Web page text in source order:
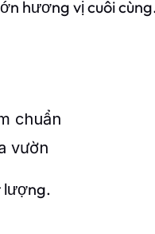
hương vị cuối
chuẩn
vườn
lượng.